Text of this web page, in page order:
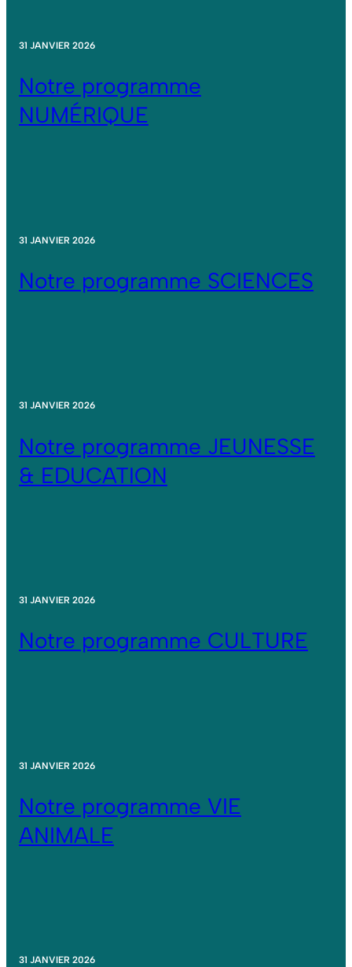
31 JANVIER 2026
Notre programme
NUMÉRIQUE
31 JANVIER 2026
Notre programme SCIENCES
31 JANVIER 2026
Notre programme JEUNESSE
& EDUCATION
31 JANVIER 2026
Notre programme CULTURE
31 JANVIER 2026
Notre programme VIE
ANIMALE
31 JANVIER 2026